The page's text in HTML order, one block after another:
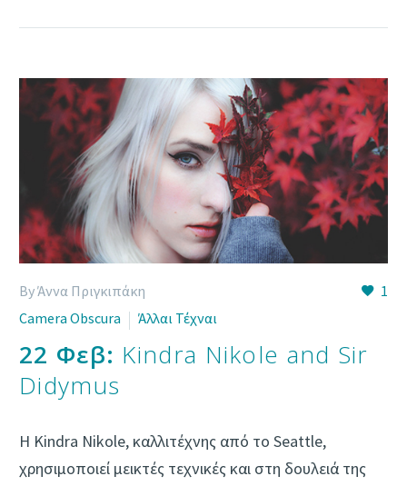
1
By Άννα Πριγκιπάκη
Camera Obscura
Άλλαι Τέχναι
22 Φεβ: Kindra Nikole and Sir
Didymus
H Kindra Nikole, καλλιτέχνης από το Seattle,
χρησιμοποιεί μεικτές τεχνικές και στη δουλειά της